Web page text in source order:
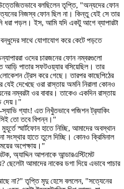
বলছিলেন তৃপ্তি, "অন্যদের ফোন
নিজস্ব ফোন ছিল না। কিন্তু যেই সে তার
ধরা পড়ল। ইস, আমি যদি একটু আগে ব্যাপারটা
সাথে যোগাযোগ করে কেটে পড়তে
ওদের চারজনের ফোন নম্বরগুলো
পাতার সফটওয়্যার বসিয়েছিল। তার
ট্রেস করে গেছে। তারপর কাছেপিঠের
দেখেছে ওরা রাস্তায় অমনি নিরালা কোনও
নম্বরটা ওর বাবার। তাকেও একদিন রাস্তায়
দেয়।"
গ্যাং! এত নিখুঁতভাবে পজিশন ট্র‍্যাকিং
তো তবে বিপন্ন।"
স্মার্টফোন হাতে নিচ্ছি, আমাদের অবস্থান
হাতে তুলে দিচ্ছি। কোনও ক্রিমিনাল
অপেক্ষায়।"
অ্যাদ্দিন আপনাকে আন্ডারএস্টিমেট
আমাদের নাকের ডগা দিয়ে এভাবে পাচার
না?" তৃপ্তি মৃদু হেসে বললেন, "সত্যেনের